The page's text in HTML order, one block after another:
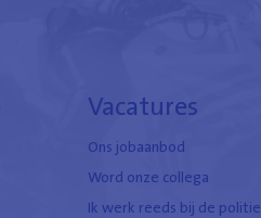
Vacatures
Ons jobaanbod
Word onze collega
Ik werk reeds bij de politie